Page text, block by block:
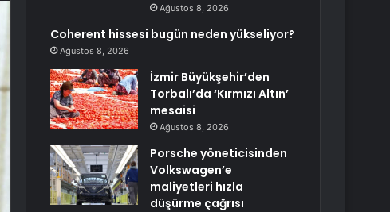
Ağustos 8, 2026
Coherent hissesi bugün neden yükseliyor?
Ağustos 8, 2026
İzmir Büyükşehir’den
Torbalı’da ‘Kırmızı Altın’
mesaisi
Ağustos 8, 2026
Porsche yöneticisinden
Volkswagen’e
maliyetleri hızla
düşürme çağrısı